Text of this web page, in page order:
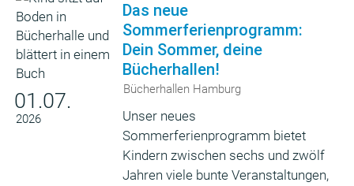
01.07.
2026
Das neue
Sommerferienprogramm:
Dein Sommer, deine
Bücherhallen!
Bücherhallen Hamburg
Unser neues
Sommerferienprogramm bietet
Kindern zwischen sechs und zwölf
Jahren viele bunte Veranstaltungen,